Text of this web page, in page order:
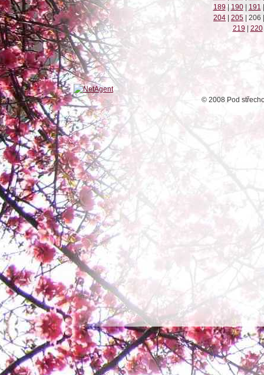
189 | 190 | 191 |
204 | 205 | 206 |
219 | 220
© 2008 Pod